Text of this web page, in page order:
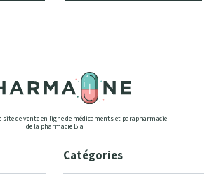
site de vente en ligne de médicaments et parapharmacie
de la pharmacie Bia
Catégories